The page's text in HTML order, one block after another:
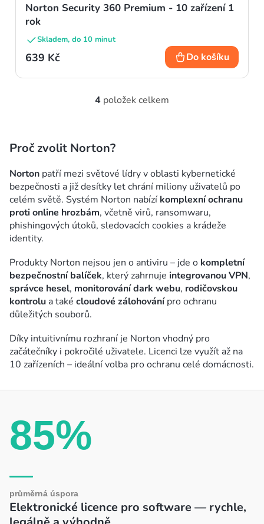
Norton Security 360 Premium - 10 zařízení 1
rok
Skladem, do 10 minut
639 Kč Do košíku
O
d
a
c
í
p
k
y
v
i
s
u
4 položek celkem
Proč zvolit Norton?
Norton patří mezi světové lídry v oblasti kybernetické
bezpečnosti a již desítky let chrání miliony uživatelů po
celém světě. Systém Norton nabízí komplexní ochranu
proti online hrozbám, včetně virů, ransomwaru,
phishingových útoků, sledovacích cookies a krádeže
identity.
Produkty Norton nejsou jen o antiviru – jde o kompletní
bezpečnostní balíček, který zahrnuje integrovanou VPN,
správce hesel, monitorování dark webu, rodičovskou
kontrolu a také cloudové zálohovánípro ochranu
důležitých souborů.
Díky intuitivnímu rozhraní je Norton vhodný pro
začátečníky i pokročilé uživatele. Licenci lze využít až na
10 zařízeních – ideální volba pro ochranu celé domácnosti.
85%
průměrná úspora
Elektronické licence pro software — rychle,